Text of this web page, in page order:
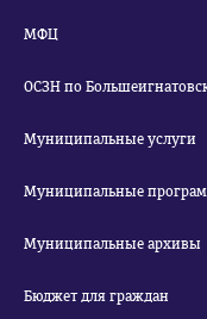
МФЦ
ОСЗН по
Муниципальные услуги
Муниципальные
Муниципальные архивы
Бюджет для граждан